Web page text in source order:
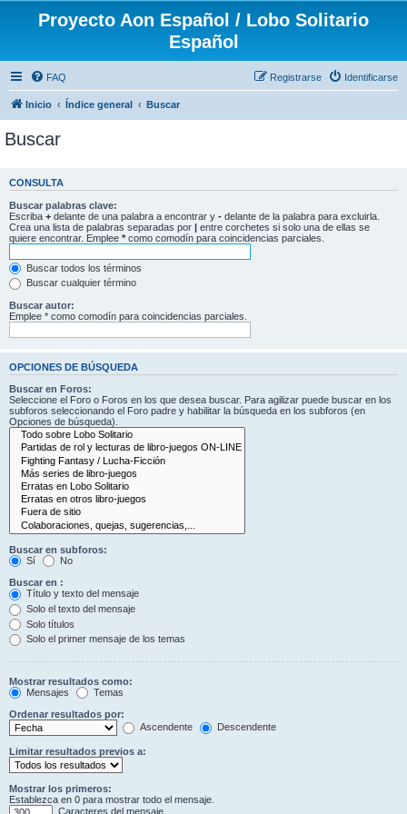
Proyecto Aon Español / Lobo Solitario
Español
FAQ Identificarse
Registrarse
Inicio Índice general Buscar
Buscar
CONSULTA
Buscar palabras clave:
Escriba + delante de una palabra a encontrar y - delante de la palabra para excluirla.
Crea una lista de palabras separadas por | entre corchetes si solo una de ellas se
quiere encontrar. Emplee * como comodín para coincidencias parciales.
Buscar todos los términos
Buscar cualquier término
Buscar autor:
Emplee * como comodín para coincidencias parciales.
OPCIONES DE BÚSQUEDA
Buscar en Foros:
Seleccione el Foro o Foros en los que desea buscar. Para agilizar puede buscar en los
subforos seleccionando el Foro padre y habilitar la búsqueda en los subforos (en
Opciones de búsqueda).
Buscar en subforos:
Sí
No
Buscar en :
Título y texto del mensaje
Solo el texto del mensaje
Solo títulos
Solo el primer mensaje de los temas
Mostrar resultados como:
Mensajes
Temas
Ordenar resultados por:
Ascendente
Descendente
Limitar resultados previos a:
Mostrar los primeros:
Establezca en 0 para mostrar todo el mensaje.
Caracteres del mensaje